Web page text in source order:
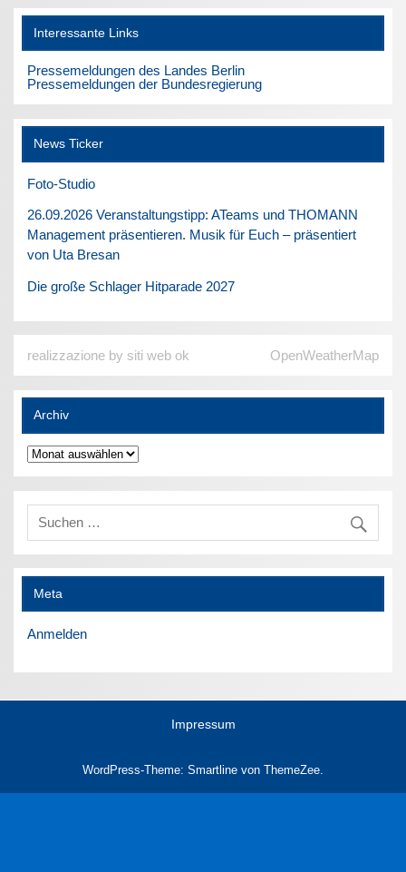
Interessante Links
Pressemeldungen des Landes Berlin
Pressemeldungen der Bundesregierung
News Ticker
Foto-Studio
26.09.2026 Veranstaltungstipp: ATeams und THOMANN
Management präsentieren. Musik für Euch – präsentiert
von Uta Bresan
Die große Schlager Hitparade 2027
realizzazione by siti web ok OpenWeatherMap
Archiv
Archiv
Meta
Anmelden
Impressum
WordPress-Theme: Smartline von ThemeZee.